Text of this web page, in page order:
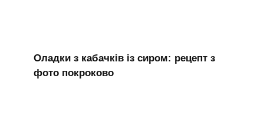
Оладки з кабачків із сиром: рецепт з
фото покроково